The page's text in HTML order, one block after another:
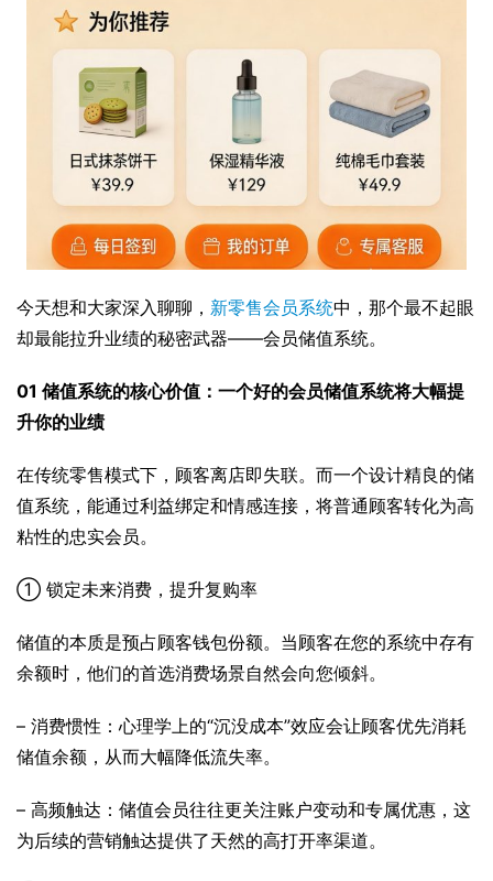
今天想和大家深入聊聊， 新零售会员系统中，那个最不起眼
却最能拉升业绩的秘密武器——会员储值系统。
01 储值系统的核心价值：一个好的会员储值系统将大幅提
升你的业绩
在传统零售模式下，顾客离店即失联。而一个设计精良的储
值系统，能通过利益绑定和情感连接，将普通顾客转化为高
粘性的忠实会员。
① 锁定未来消费，提升复购率
储值的本质是预占顾客钱包份额。当顾客在您的系统中存有
余额时，他们的首选消费场景自然会向您倾斜。
– 消费惯性：心理学上的“沉没成本”效应会让顾客优先消耗
储值余额，从而大幅降低流失率。
– 高频触达：储值会员往往更关注账户变动和专属优惠，这
为后续的营销触达提供了天然的高打开率渠道。